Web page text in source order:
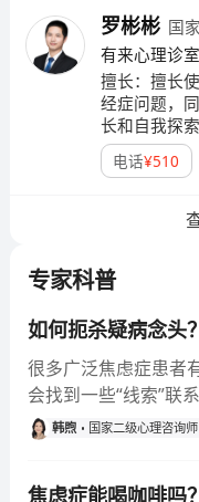
罗彬彬 国
有来心理诊室
擅长：擅长
经症问题，
长和自我探
电话¥510
专家科普
如何扼杀疑病念头？
很多广泛焦虑症患者
会找到一些“线索”联
身体出现什么问题，
种疑病念头非常顽固
韩煦 国家二级心理咨询师
焦虑症能喝咖啡吗？